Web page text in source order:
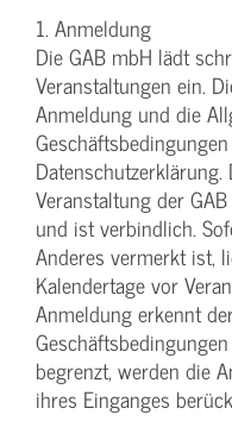
1. Anmeldung
Die GAB mbH lädt
Veranstaltungen ein.
Anmeldung und die
Veranstaltung der
und ist verbindlich.
Anderes vermerkt ist,
Kalendertage vor
Anmeldung erkennt
begrenzt, werden die
ihres Einganges